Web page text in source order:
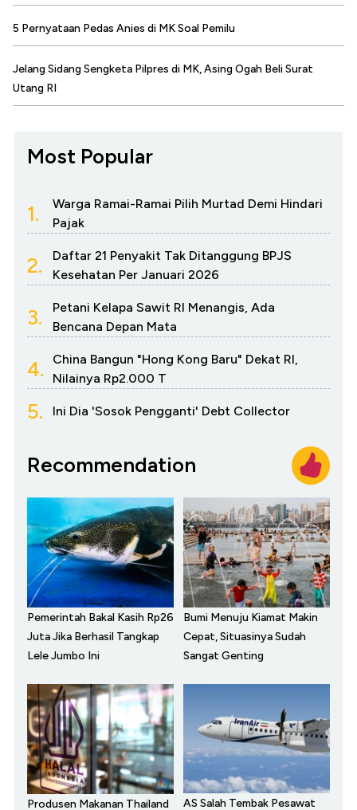
5 Pernyataan Pedas Anies di MK Soal Pemilu
Jelang Sidang Sengketa Pilpres di MK, Asing Ogah Beli Surat
Utang RI
Most Popular
1.
Warga Ramai-Ramai Pilih Murtad Demi Hindari
Pajak
2.
Daftar 21 Penyakit Tak Ditanggung BPJS
Kesehatan Per Januari 2026
3.
Petani Kelapa Sawit RI Menangis, Ada
Bencana Depan Mata
4.
China Bangun "Hong Kong Baru" Dekat RI,
Nilainya Rp2.000 T
5. Ini Dia 'Sosok Pengganti' Debt Collector
Recommendation
Pemerintah Bakal Kasih Rp26
Juta Jika Berhasil Tangkap
Lele Jumbo Ini
Bumi Menuju Kiamat Makin
Cepat, Situasinya Sudah
Sangat Genting
Produsen Makanan Thailand
AS Salah Tembak Pesawat